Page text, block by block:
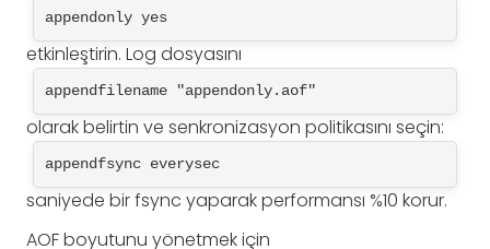
appendonly yes
etkinleştirin. Log dosyasını
appendfilename "appendonly.aof"
olarak belirtin ve senkronizasyon politikasını seçin:
appendfsync everysec
saniyede bir fsync yaparak performansı %10 korur.
AOF boyutunu yönetmek için